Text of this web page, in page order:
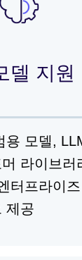
델 지원
용 모델,
라이브러
터프라이즈
제공